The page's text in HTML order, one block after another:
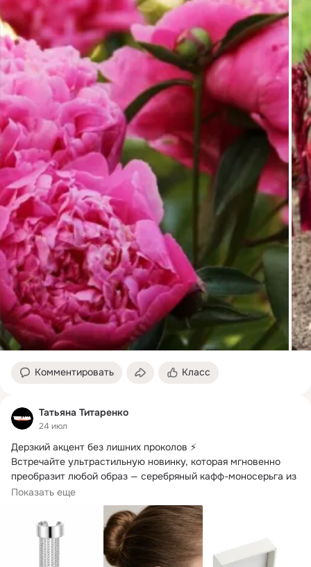
Комментировать Класс
Татьяна Титаренко
24 июл
Дерзкий акцент без лишних проколов ⚡️
Встречайте ультрастильную новинку, которая мгновенно
преобразит любой образ — серебряный кафф-моносерьга из
серебра 925 пробы!
Показать еще